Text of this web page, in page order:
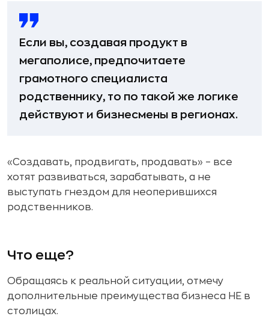
Если вы, создавая продукт в
мегаполисе, предпочитаете
грамотного специалиста
родственнику, то по такой же логике
действуют и бизнесмены в регионах.
«Создавать, продвигать, продавать» – все
хотят развиваться, зарабатывать, а не
выступать гнездом для неоперившихся
родственников.
Что еще?
Обращаясь к реальной ситуации, отмечу
дополнительные преимущества бизнеса НЕ в
столицах.